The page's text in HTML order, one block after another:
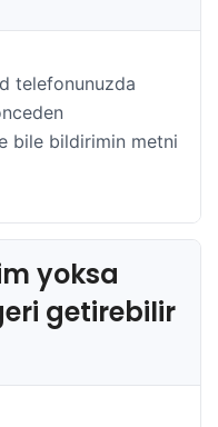
telefonunuzda
bile bildirimin metni
yoksa
getirebilir